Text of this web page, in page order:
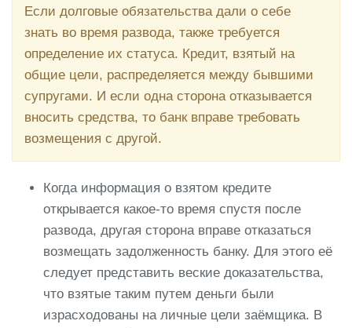
Если долговые обязательства дали о себе
знать во время развода, также требуется
определение их статуса. Кредит, взятый на
общие цели, распределяется между бывшими
супругами. И если одна сторона отказывается
вносить средства, то банк вправе требовать
возмещения с другой.
Когда информация о взятом кредите
открывается какое-то время спустя после
развода, другая сторона вправе отказаться
возмещать задолженность банку. Для этого её
следует представить веские доказательства,
что взятые таким путем деньги были
израсходованы на личные цели заёмщика. В